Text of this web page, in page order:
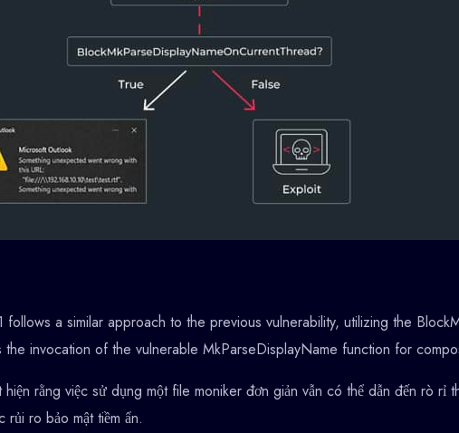
a similar approach to the previous vulnerability, utilizing the
invocation of the vulnerable MkParseDisplayName function for
rằng việc sử dụng một file moniker đơn giản vẫn có thể dẫn đến rò
ro bảo mật tiềm ẩn.